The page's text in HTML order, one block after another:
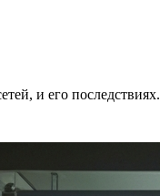
и его последствиях.